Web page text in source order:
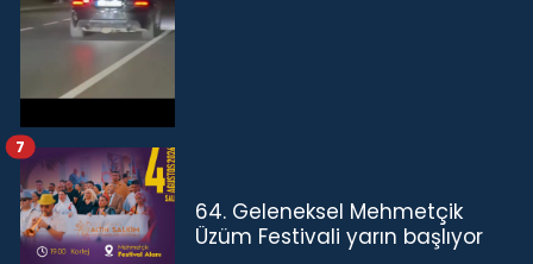
64. Geleneksel Mehmetçik
Üzüm Festivali yarın başlıyor
7